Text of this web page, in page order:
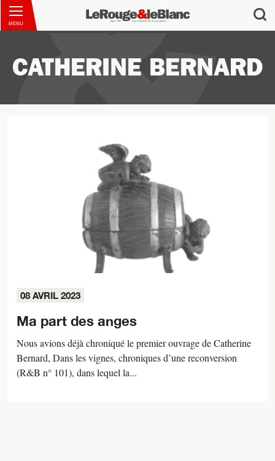
MENU
CATHERINE BERNARD
08 AVRIL 2023
Ma part des anges
Nous avions déjà chroniqué le premier ouvrage de Catherine
Bernard, Dans les vignes, chroniques d’une reconversion
(R&B n° 101), dans lequel la...